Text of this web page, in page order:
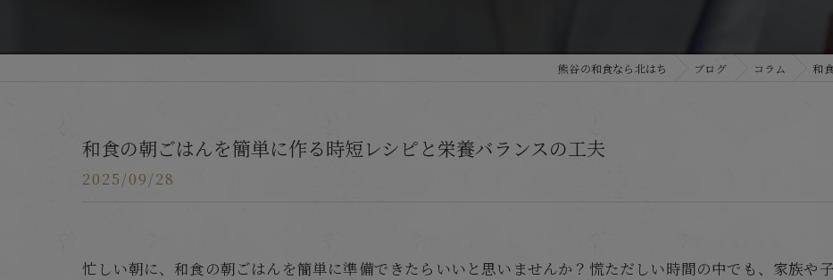
熊谷の和食なら北はち ブログ コラム 和
和食の朝ごはんを簡単に作る時短レシピと栄養バランスの工夫
2025/09/28
忙しい朝に、和食の朝ごはんを簡単に準備できたらいいと思いませんか？慌ただしい時間の中でも、家族や